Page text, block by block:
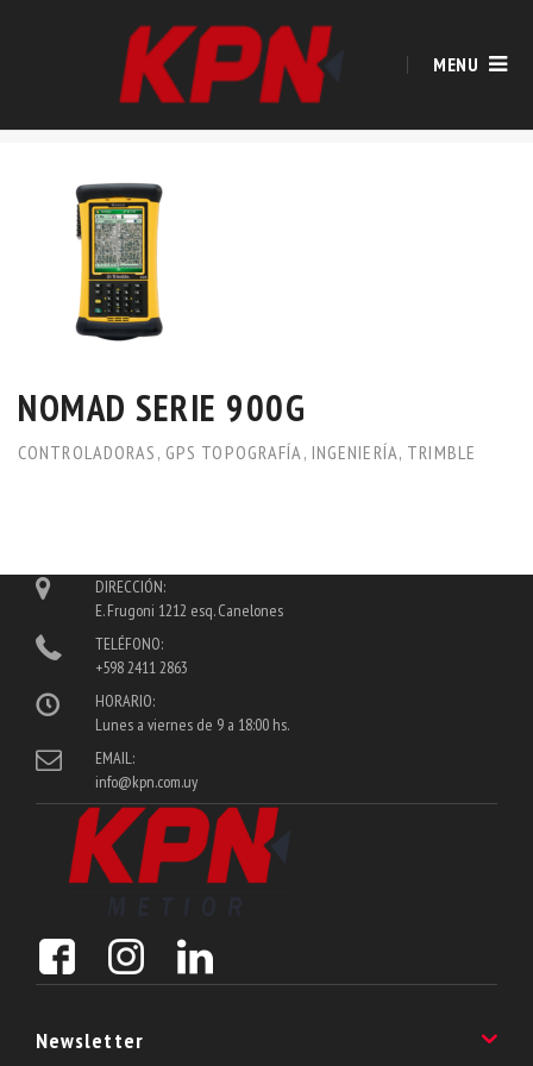
MENU
NOMAD SERIE 900G
CONTROLADORAS , GPS TOPOGRAFÍA , INGENIERÍA, TRIMBLE
DIRECCIÓN:
E. Frugoni 1212 esq. Canelones
TELÉFONO:
+598 2411 2863
HORARIO:
Lunes a viernes de 9 a 18:00 hs.
EMAIL:
info@kpn.com.uy
Newsletter